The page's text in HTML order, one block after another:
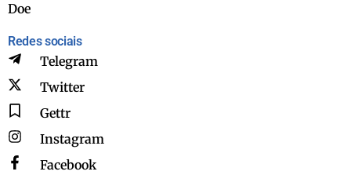
Doe
Redes sociais
Telegram
Twitter
Gettr
Instagram
Facebook